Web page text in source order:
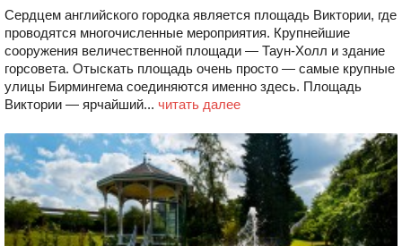
Сердцем английского городка является площадь Виктории, где
проводятся многочисленные мероприятия. Крупнейшие
сооружения величественной площади — Таун-Холл и здание
горсовета. Отыскать площадь очень просто — самые крупные
улицы Бирмингема соединяются именно здесь. Площадь
Виктории — ярчайший... читать далее